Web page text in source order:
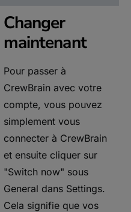
Changer
maintenant
Pour passer à
CrewBrain avec votre
compte, vous pouvez
simplement vous
connecter à CrewBrain
et ensuite cliquer sur
"Switch now" sous
General dans Settings.
Cela signifie que vos